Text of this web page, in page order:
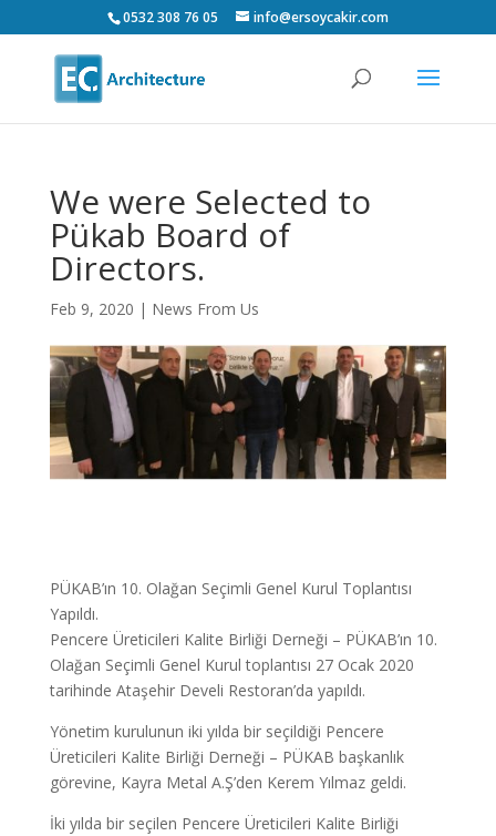
0532 308 76 05 info@ersoycakir.com
We were Selected to
Pükab Board of
Directors.
Feb 9, 2020 | News From Us
PÜKAB’ın 10. Olağan Seçimli Genel Kurul Toplantısı
Yapıldı.
Pencere Üreticileri Kalite Birliği Derneği – PÜKAB’ın 10.
Olağan Seçimli Genel Kurul toplantısı 27 Ocak 2020
tarihinde Ataşehir Develi Restoran’da yapıldı.
Yönetim kurulunun iki yılda bir seçildiği Pencere
Üreticileri Kalite Birliği Derneği – PÜKAB başkanlık
görevine, Kayra Metal A.Ş’den Kerem Yılmaz geldi.
İki yılda bir seçilen Pencere Üreticileri Kalite Birliği